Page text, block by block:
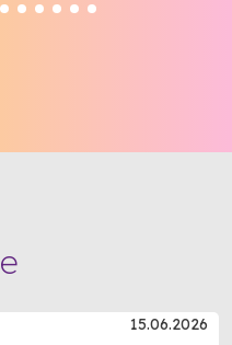
15.06.2026